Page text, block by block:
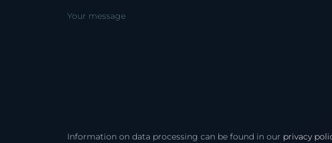
Information on data processing can be found in our privacy